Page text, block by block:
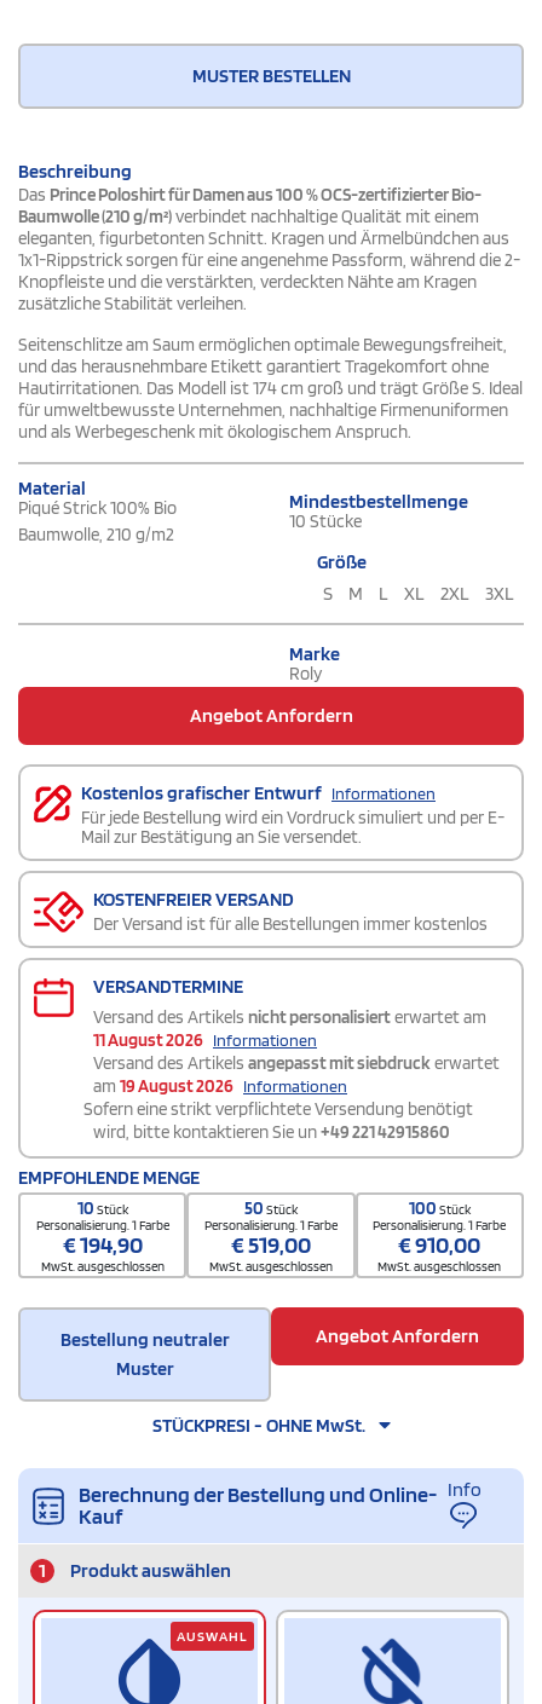
MUSTER BESTELLEN
Beschreibung
Das Prince Poloshirt für Damen aus 100 % OCS-zertifizierter Bio-
Baumwolle (210 g/m²)verbindet nachhaltige Qualität mit einem
eleganten, figurbetonten Schnitt. Kragen und Ärmelbündchen aus
1x1-Rippstrick sorgen für eine angenehme Passform, während die 2-
Knopfleiste und die verstärkten, verdeckten Nähte am Kragen
zusätzliche Stabilität verleihen.
Seitenschlitze am Saum ermöglichen optimale Bewegungsfreiheit,
und das herausnehmbare Etikett garantiert Tragekomfort ohne
Hautirritationen. Das Modell ist 174 cm groß und trägt Größe S. Ideal
für umweltbewusste Unternehmen, nachhaltige Firmenuniformen
und als Werbegeschenk mit ökologischem Anspruch.
Material
Piqué Strick 100% Bio
Baumwolle, 210 g/m2
Mindestbestellmenge
10 Stücke
Größe
S
M L XL 2XL 3XL
Marke
Roly
Angebot Anfordern
Kostenlos grafischer Entwurf Informationen
Für jede Bestellung wird ein Vordruck simuliert und per E-
Mail zur Bestätigung an Sie versendet.
KOSTENFREIER VERSAND
Der Versand ist für alle Bestellungen immer kostenlos
VERSANDTERMINE
Versand des Artikels nicht personalisierterwartet am
11 August 2026 Informationen
Versand des Artikels angepasst mit siebdruckerwartet
am 19 August 2026 Informationen
Sofern eine strikt verpflichtete Versendung benötigt
wird, bitte kontaktieren Sie un+49 221 42915860
EMPFOHLENDE MENGE
10 Stück
Personalisierung. 1 Farbe
€194,90
MwSt. ausgeschlossen
50 Stück
Personalisierung. 1 Farbe
€519,00
MwSt. ausgeschlossen
100 Stück
Personalisierung. 1 Farbe
€910,00
MwSt. ausgeschlossen
Bestellung neutraler
Muster
Angebot Anfordern
STÜCKPRESI - OHNE MwSt.
Berechnung der Bestellung und Online-
Kauf
Info
1 Produkt auswählen
AUSWAHL